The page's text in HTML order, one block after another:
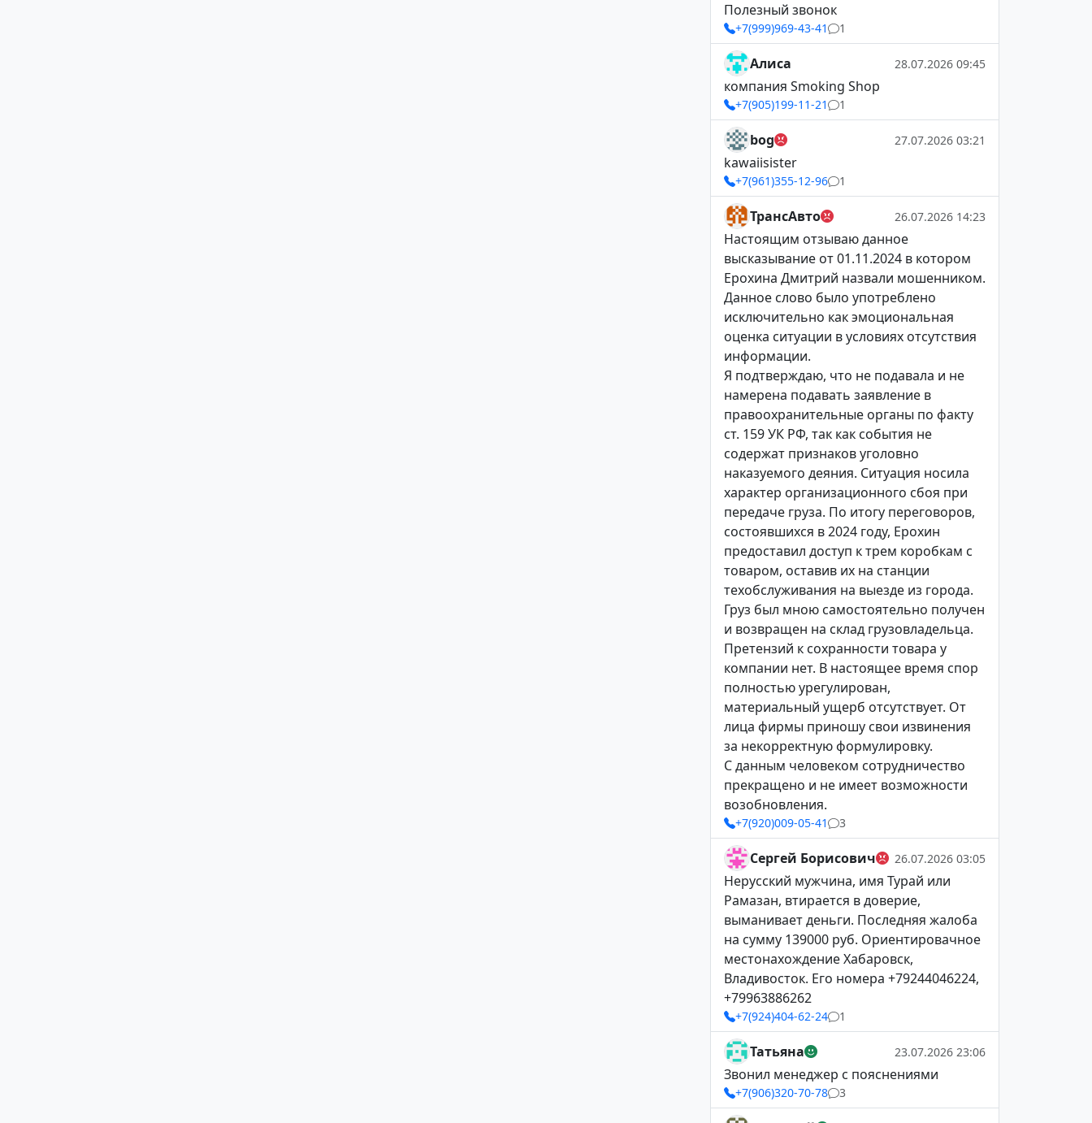
Полезный звонок
+7(999)969-43-41 1
Алиса 28.07.2026 09:45
компания Smoking Shop
+7(905)199-11-21 1
bog 27.07.2026 03:21
kawaiisister
+7(961)355-12-96 1
ТрансАвто 26.07.2026 14:23
Настоящим отзываю данное
высказывание от 01.11.2024 в котором
Ерохина Дмитрий назвали мошенником.
Данное слово было употреблено
исключительно как эмоциональная
оценка ситуации в условиях отсутствия
информации.
Я подтверждаю, что не подавала и не
намерена подавать заявление в
правоохранительные органы по факту
ст. 159 УК РФ, так как события не
содержат признаков уголовно
наказуемого деяния. Ситуация носила
характер организационного сбоя при
передаче груза. По итогу переговоров,
состоявшихся в 2024 году, Ерохин
предоставил доступ к трем коробкам с
товаром, оставив их на станции
техобслуживания на выезде из города.
Груз был мною самостоятельно получен
и возвращен на склад грузовладельца.
Претензий к сохранности товара у
компании нет. В настоящее время спор
полностью урегулирован,
материальный ущерб отсутствует. От
лица фирмы приношу свои извинения
за некорректную формулировку.
С данным человеком сотрудничество
прекращено и не имеет возможности
возобновления.
+7(920)009-05-41 3
Сергей Борисович 26.07.2026 03:05
Нерусский мужчина, имя Турай или
Рамазан, втирается в доверие,
выманивает деньги. Последняя жалоба
на сумму 139000 руб. Ориентировачное
местонахождение Хабаровск,
Владивосток. Его номера +79244046224,
+79963886262
+7(924)404-62-24 1
Татьяна 23.07.2026 23:06
Звонил менеджер с пояснениями
+7(906)320-70-78 3